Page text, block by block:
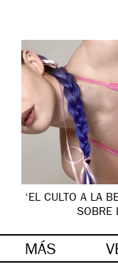
‘EL CULTO A LA
SOBRE
MÁS